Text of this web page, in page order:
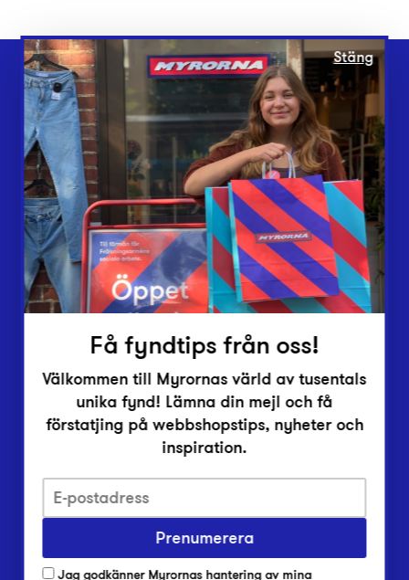
Webbshop
Butiker
Lämna in
Vårt överskott
Inlämningsplatser
Om Myrorna
Lediga jobb
Pressrum
Integritetsskyddspolicy
Har du frågor om onlineköp, leverans eller retur?
Stäng
Få fyndtips från oss!
Välkommen till Myrornas värld av tusentals
unika fynd! Lämna din mejl och få
förstatjing på webbshopstips, nyheter och
inspiration.
Prenumerera
Jag godkänner Myrornas hantering av mina